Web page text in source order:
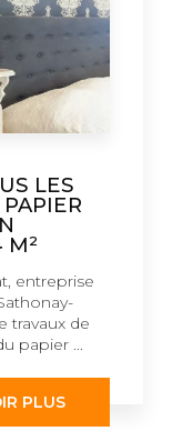
LES
M²
entreprise
travaux de
papier ...
PLUS